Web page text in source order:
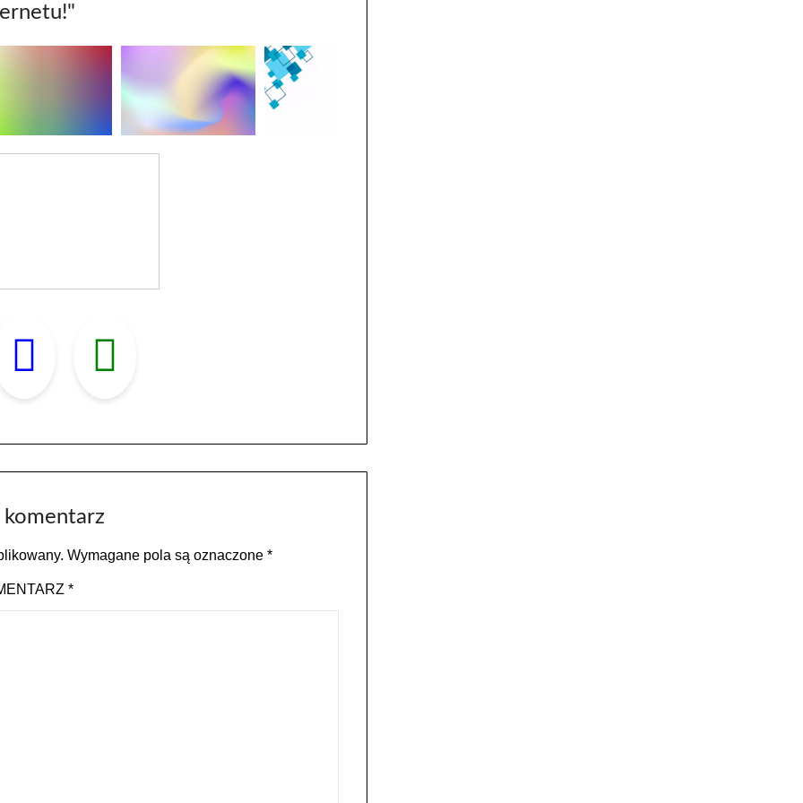
Wymagane pola są oznaczone*
*